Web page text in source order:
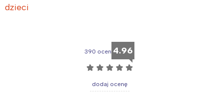
dzieci
390 ocen 4.96
☆ ☆ ☆ ☆ ☆
dodaj ocenę